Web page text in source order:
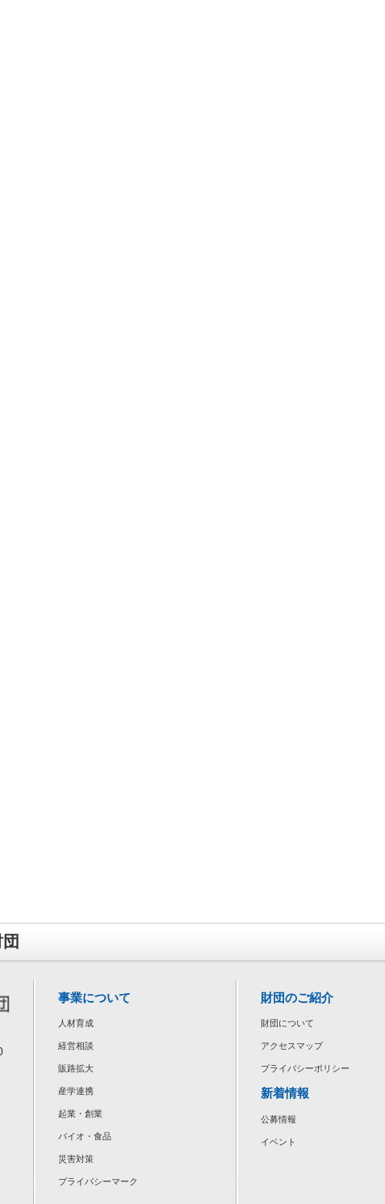
事業について
人材育成
経営相談
販路拡大
産学連携
起業・創業
バイオ・食品
災害対策
プライバシーマーク
財団のご紹介
財団について
アクセスマップ
プライバシーポリシー
新着情報
公募情報
イベント